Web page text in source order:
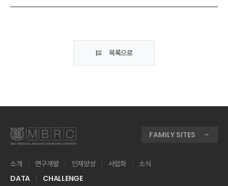
목록으로
소개 연구개발 인재양성 사업화 소식
DATA CHALLENGE
FAMILY SITES